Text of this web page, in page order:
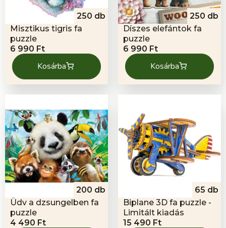
250 db
Misztikus tigris fa
puzzle
6 990 Ft
Kosárba
250 db
Díszes elefántok fa
puzzle
6 990 Ft
Kosárba
200 db
Üdv a dzsungelben fa
puzzle
4 490 Ft
65 db
Biplane 3D fa puzzle -
Limitált kiadás
15 490 Ft